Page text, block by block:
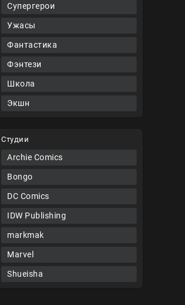
Супергерои
Ужасы
Фантастика
Фэнтези
Школа
Экшн
Студии
Archie Comics
Bongo
DC Comics
IDW Publishing
markmak
Marvel
Shueisha